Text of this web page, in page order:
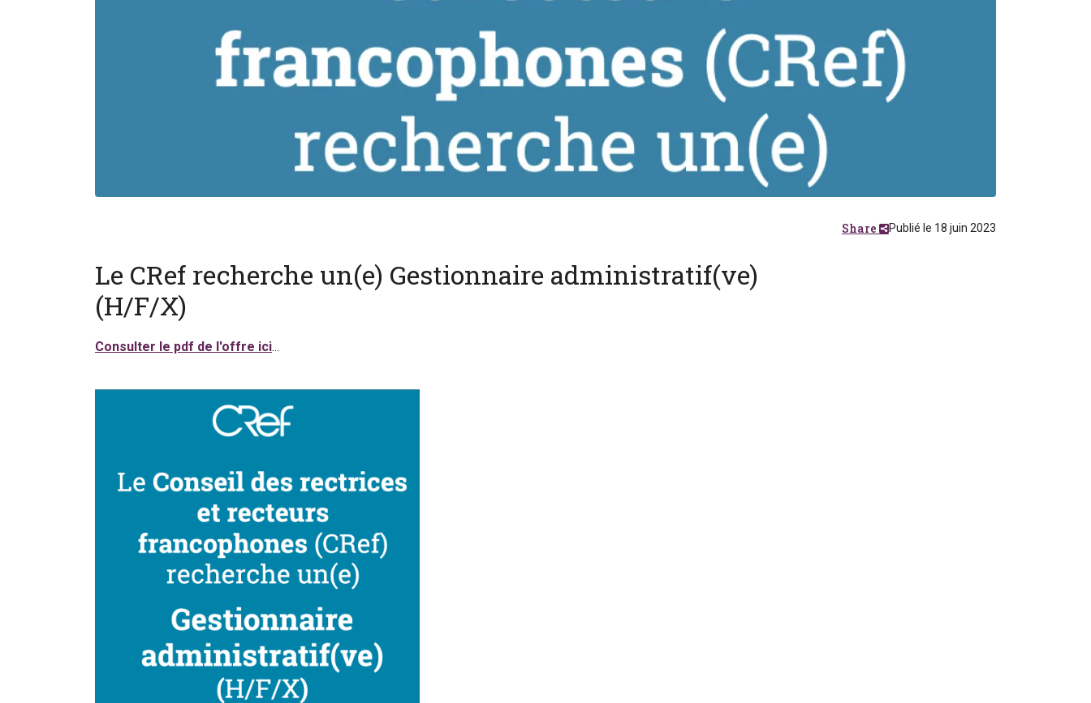
Publié le 18 juin 2023
Share
Le CRef recherche un(e) Gestionnaire administratif(ve)
(H/F/X)
Consulter le pdf de l'offre ici...